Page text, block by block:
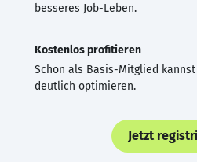
besseres Job-Leben.
Kostenlos profitieren
Schon als Basis-Mitglied kannst
deutlich optimieren.
Jetzt